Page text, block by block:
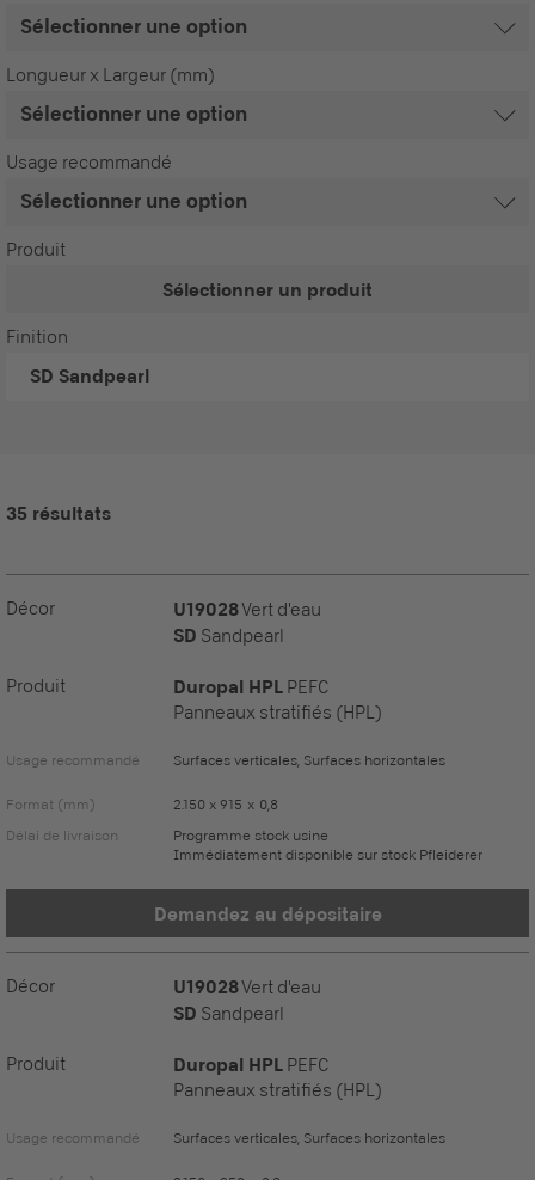
Longueur x Largeur (mm)
Usage recommandé
Produit
Sélectionner un produit
Finition
SD Sandpearl
35 résultats
Décor U19028Vert d'eau
SD Sandpearl
Produit Duropal HPL PEFC
Panneaux stratifiés (HPL)
Usage recommandé Surfaces verticales, Surfaces horizontales
Format (mm)
2.150 x 915 x 0,8
Délai de livraison
Programme stock usine
Immédiatement disponible sur stock Pfleiderer
Demandez au dépositaire
Décor U19028Vert d'eau
SD Sandpearl
Produit Duropal HPL PEFC
Panneaux stratifiés (HPL)
Usage recommandé Surfaces verticales, Surfaces horizontales